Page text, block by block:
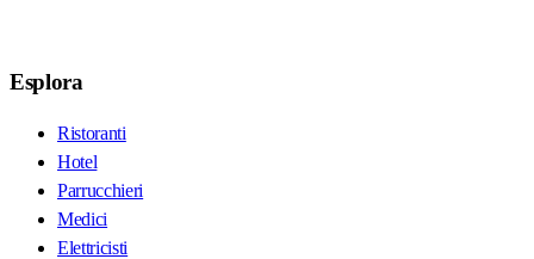
Esplora
Ristoranti
Hotel
Parrucchieri
Medici
Elettricisti